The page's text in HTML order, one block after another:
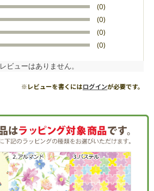
(0)
(0)
(0)
(0)
レビューはありません。
※レビューを書くにはログインが必要です。